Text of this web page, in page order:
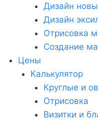
Дизайн
Дизайн
Отрисовка
Создание
Цены
Калькулятор
Круглые и
Отрисовка
Визитки и